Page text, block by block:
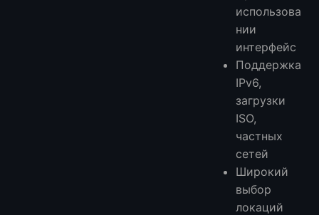
использова
нии
интерфейс
Поддержка
IPv6,
загрузки
ISO,
частных
сетей
Широкий
выбор
локаций